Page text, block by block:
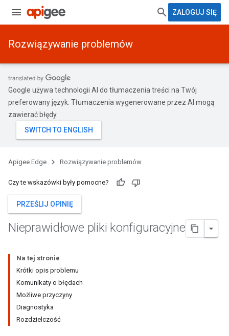
ZALOGUJ SIĘ
Rozwiązywanie problemów
Google używa technologii AI do tłumaczenia treści na Twój
preferowany język. Tłumaczenia wygenerowane przez AI mogą
zawierać błędy.
Apigee Edge Rozwiązywanie problemów
Czy te wskazówki były pomocne?
PRZEŚLIJ OPINIĘ
Nieprawidłowe pliki konfiguracyjne
Na tej stronie
Krótki opis problemu
Komunikaty o błędach
Możliwe przyczyny
Diagnostyka
Rozdzielczość